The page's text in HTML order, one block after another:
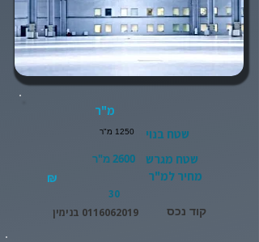
מ"ר
שטח בנוי
1250 מ"ר
שטח מגרש 2600 מ"ר
מחיר למ"ר ₪
30
קוד נכס 0116062019 בנימין